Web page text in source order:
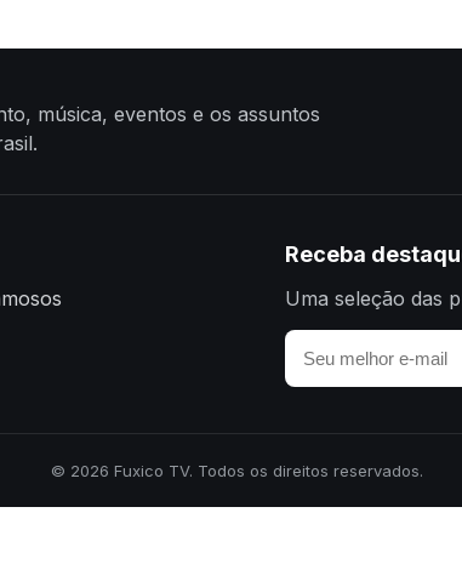
música, eventos e os assuntos
Receba
Uma seleção das
© 2026 Fuxico TV. Todos os direitos reservados.